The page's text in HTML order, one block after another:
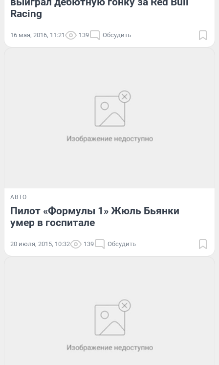
Racing
16 мая, 2016, 11:21 139 Обсудить
АВТО
Пилот «Формулы 1» Жюль Бьянки
умер в госпитале
20 июля, 2015, 10:32 139 Обсудить